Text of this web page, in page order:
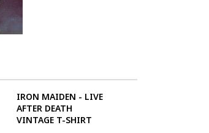
IRON MAIDEN - LIVE
AFTER DEATH
VINTAGE T-SHIRT